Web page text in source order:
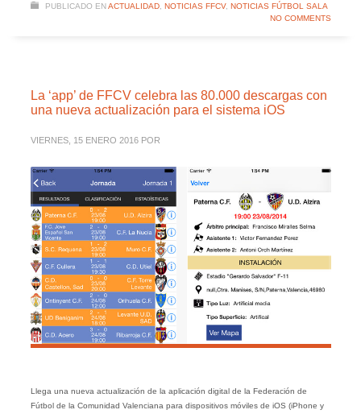
PUBLICADO EN ACTUALIDAD, NOTICIAS FFCV, NOTICIAS FÚTBOL SALA
NO COMMENTS
La ‘app’ de FFCV celebra las 80.000 descargas con
una nueva actualización para el sistema iOS
VIERNES, 15 ENERO 2016 POR
Llega una nueva actualización de la aplicación digital de la Federación de
Fútbol de la Comunidad Valenciana para dispositivos móviles de iOS (iPhone y